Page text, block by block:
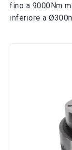
fino a 9000Nm
inferiore a